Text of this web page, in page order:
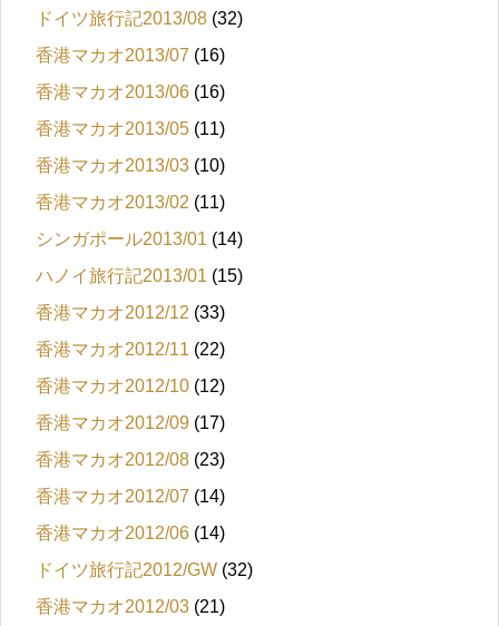
ドイツ旅行記2013/08 (32)
香港マカオ2013/07 (16)
香港マカオ2013/06 (16)
香港マカオ2013/05 (11)
香港マカオ2013/03 (10)
香港マカオ2013/02 (11)
シンガポール2013/01 (14)
ハノイ旅行記2013/01 (15)
香港マカオ2012/12 (33)
香港マカオ2012/11 (22)
香港マカオ2012/10 (12)
香港マカオ2012/09 (17)
香港マカオ2012/08 (23)
香港マカオ2012/07 (14)
香港マカオ2012/06 (14)
ドイツ旅行記2012/GW (32)
香港マカオ2012/03 (21)